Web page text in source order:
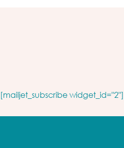
[mailjet_subscribe widget_id="2"]